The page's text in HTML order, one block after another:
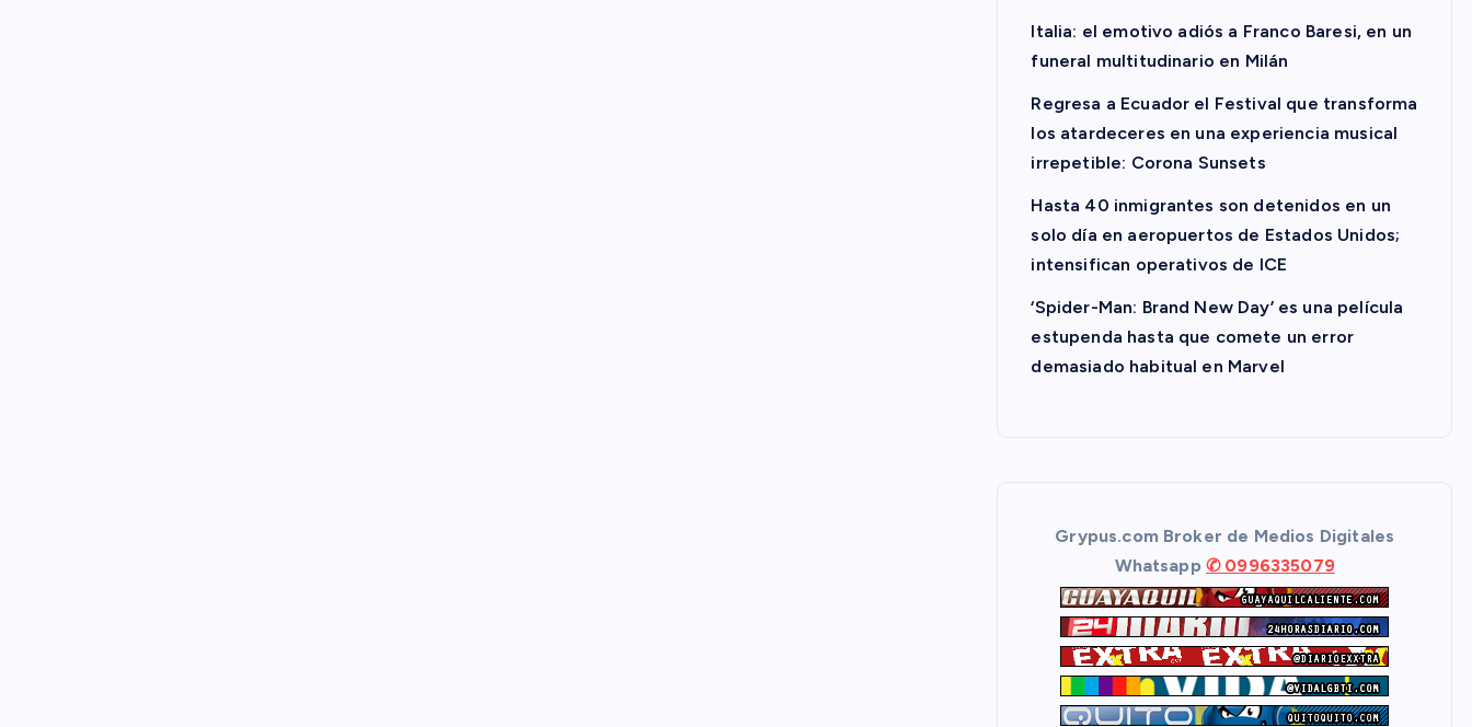
Italia: el emotivo adiós a Franco Baresi, en un
funeral multitudinario en Milán
Regresa a Ecuador el Festival que transforma
los atardeceres en una experiencia musical
irrepetible: Corona Sunsets
Hasta 40 inmigrantes son detenidos en un
solo día en aeropuertos de Estados Unidos;
intensifican operativos de ICE
‘Spider-Man: Brand New Day’ es una película
estupenda hasta que comete un error
demasiado habitual en Marvel
Grypus.com Broker de Medios Digitales
Whatsapp ✆ 0996335079